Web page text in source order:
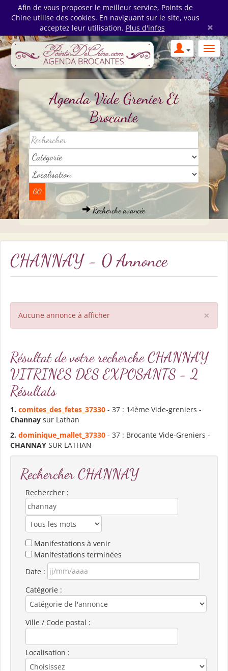
Afin de vous proposer le meilleur service, Points de
Chine utilise des cookies. En naviguant sur le site, vous
acceptez leur utilisation. Plus d'infos ×
Agenda Vide Grenier Et
Brocante
Recherche avancée
CHANNAY - 0 Annonce
×
Aucune annonce à afficher
Résultat de votre recherche CHANNAY
VITRINES DES EXPOSANTS - 2
Résultats
1. comites_des_fetes_37330 - 37 : 14ème Vide-greniers -
Channay sur Lathan
2. dominique_mallet_37330 - 37 : Brocante Vide-Greniers -
CHANNAY SUR LATHAN
Rechercher CHANNAY
Rechercher :
Manifestations à venir
Manifestations terminées
Date :
Catégorie :
Ville / Code postal :
Localisation :